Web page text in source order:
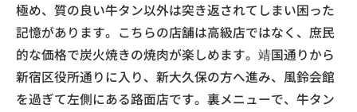
極め、質の良い牛タン以外は突き返されてしまい困った
記憶があります。こちらの店舗は高級店ではなく、庶民
的な価格で炭火焼きの焼肉が楽しめます。靖国通りから
新宿区役所通りに入り、新大久保の方へ進み、風鈴会館
を過ぎて左側にある路面店です。裏メニューで、牛タン